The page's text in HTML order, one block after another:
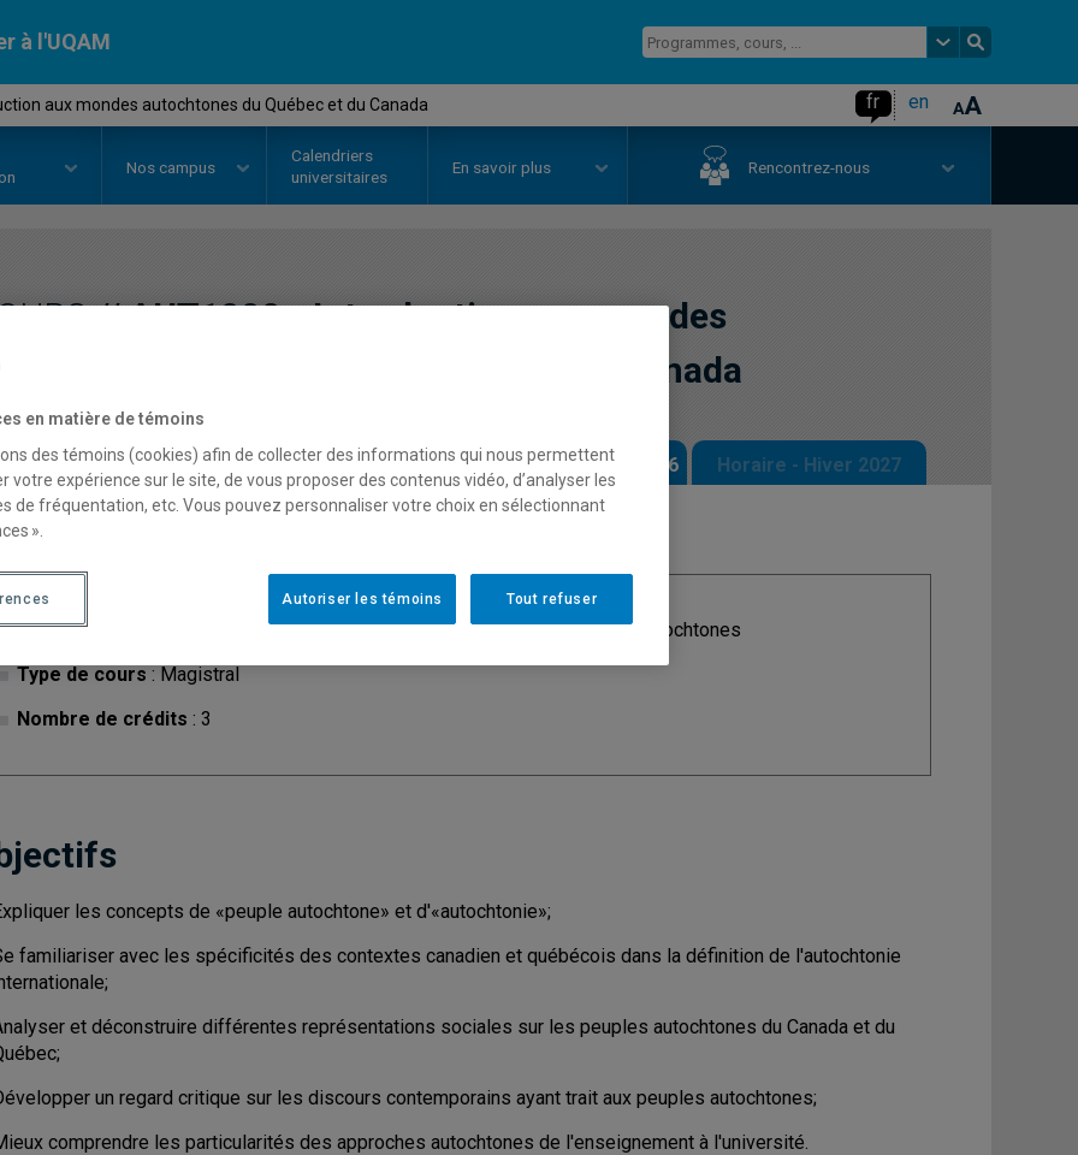
à l'UQAM
aux mondes autochtones du Québec et du Canada fr en
Nos campus
Calendriers
universitaires
En savoir plus Rencontrez-nous
// AUT1000-Introduction aux mondes
autochtones du Québec et du Canada
Description Horaire - Été 2026 Horaire - Automne 2026 Horaire - Hiver 2027
Cycle: 1
Type de cours : Magistral
Nombre de crédits : 3
Discipline: Études autochtones
les concepts de «peuple autochtone» et d'«autochtonie»;
familiariser avec les spécificités des contextes canadien et québécois dans la définition de l'autochtonie
et déconstruire différentes représentations sociales sur les peuples autochtones du Canada et du
un regard critique sur les discours contemporains ayant trait aux peuples autochtones;
comprendre les particularités des approches autochtones de l'enseignement à l'université.
en matière de témoins
des témoins (cookies) afin de collecter des informations qui nous permettent
votre expérience sur le site, de vous proposer des contenus vidéo, d’analyser les
de fréquentation, etc. Vous pouvez personnaliser votre choix en sélectionnant
».
Tout refuser
Autoriser les témoins